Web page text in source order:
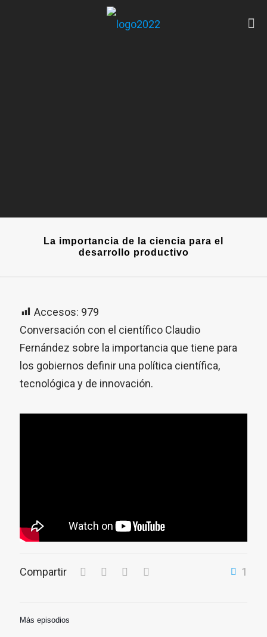
La importancia de la ciencia para el
desarrollo productivo
Accesos: 979
Conversación con el científico Claudio
Fernández sobre la importancia que tiene para
los gobiernos definir una política científica,
tecnológica y de innovación.
Compartir 1
Más episodios